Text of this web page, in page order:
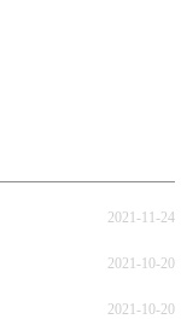
2021-11-24
2021-10-20
2021-10-20